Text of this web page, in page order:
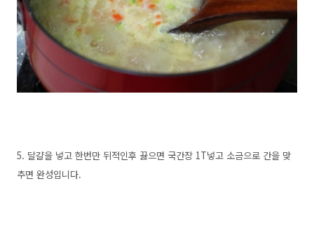
5. 달걀을 넣고 한번만 뒤적인후 끓으면 국간장 1T넣고 소금으로 간을 맞
추면 완성입니다.